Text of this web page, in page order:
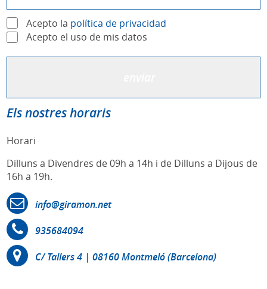
Acepto la política de privacidad
Acepto el uso de mis datos
Els nostres horaris
Horari
Dilluns a Divendres de 09h a 14h i de Dilluns a Dijous de
16h a 19h.
info@giramon.net
935684094
C/ Tallers 4 | 08160 Montmeló (Barcelona)